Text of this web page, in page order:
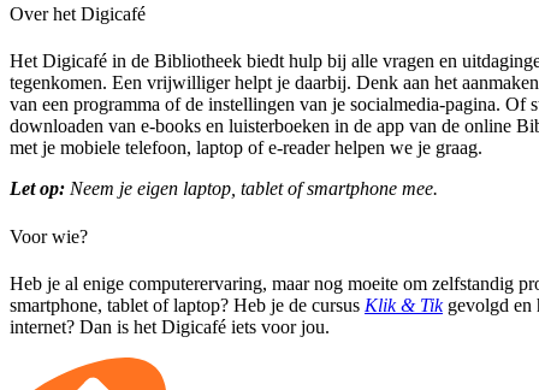
Over het Digicafé
Het Digicafé in de Bibliotheek biedt hulp bij alle vragen en
tegenkomen. Een vrijwilliger helpt je daarbij. Denk aan het
van een programma of de instellingen van je socialmedia-pagina. Of
downloaden van e-books en luisterboeken in de app van de online
met je mobiele telefoon, laptop of e-reader helpen we je graag.
Let op: Neem je eigen laptop, tablet of smartphone mee.
Voor wie?
Heb je al enige computerervaring, maar nog moeite om zelfstandig
smartphone, tablet of laptop? Heb je de cursus Klik & Tikgevolgd en
internet? Dan is het Digicafé iets voor jou.